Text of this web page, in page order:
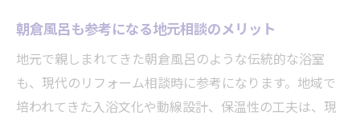
朝倉風呂も参考になる地元相談のメリット
地元で親しまれてきた朝倉風呂のような伝統的な浴室
も、現代のリフォーム相談時に参考になります。地域で
培われてきた入浴文化や動線設計、保温性の工夫は、現